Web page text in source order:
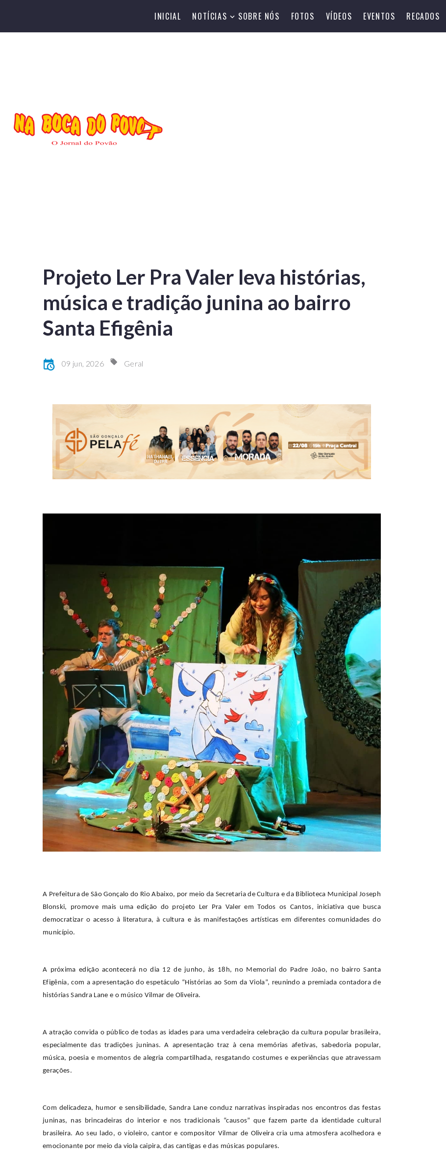
INICIAL NOTÍCIAS SOBRE NÓS FOTOS VÍDEOS EVENTOS RECADOS
Projeto Ler Pra Valer leva histórias,
música e tradição junina ao bairro
Santa Efigênia
09 jun, 2026 Geral
A Prefeitura de São Gonçalo do Rio Abaixo, por meio da Secretaria de Cultura e da Biblioteca Municipal Joseph
Blonski, promove mais uma edição do projeto Ler Pra Valer em Todos os Cantos, iniciativa que busca
democratizar o acesso à literatura, à cultura e às manifestações artísticas em diferentes comunidades do
município.
A próxima edição acontecerá no dia 12 de junho, às 18h, no Memorial do Padre João, no bairro Santa
Efigênia, com a apresentação do espetáculo “Histórias ao Som da Viola”, reunindo a premiada contadora de
histórias Sandra Lane e o músico Vilmar de Oliveira.
A atração convida o público de todas as idades para uma verdadeira celebração da cultura popular brasileira,
especialmente das tradições juninas. A apresentação traz à cena memórias afetivas, sabedoria popular,
música, poesia e momentos de alegria compartilhada, resgatando costumes e experiências que atravessam
gerações.
Com delicadeza, humor e sensibilidade, Sandra Lane conduz narrativas inspiradas nos encontros das festas
juninas, nas brincadeiras do interior e nos tradicionais “causos” que fazem parte da identidade cultural
brasileira. Ao seu lado, o violeiro, cantor e compositor Vilmar de Oliveira cria uma atmosfera acolhedora e
emocionante por meio da viola caipira, das cantigas e das músicas populares.